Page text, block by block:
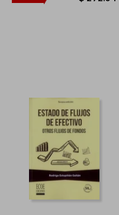
$ 51.70
$ 28.43
45%
dcto.